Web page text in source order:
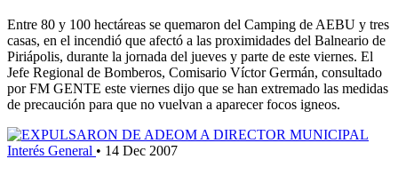
Entre 80 y 100 hectáreas se quemaron del Camping de AEBU y tres
casas, en el incendió que afectó a las proximidades del Balneario de
Piriápolis, durante la jornada del jueves y parte de este viernes. El
Jefe Regional de Bomberos, Comisario Víctor Germán, consultado
por FM GENTE este viernes dijo que se han extremado las medidas
de precaución para que no vuelvan a aparecer focos igneos.
Interés General • 14 Dec 2007